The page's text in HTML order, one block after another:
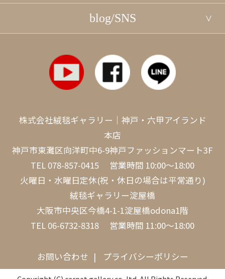
blog/SNS
株式会社絨毯ギャラリー｜神戸・六甲アイランド
本店
神戸市東灘区向洋町中6-9神戸ファッションマート3F
TEL 078-857-0415 営業時間 10:00～18:00
火曜日・水曜日定休(祝・休日の場合は平常通り)
絨毯ギャラリー淀屋橋
大阪市中央区今橋4-1-1淀屋橋odona1階
TEL 06-6732-8318 営業時間 11:00～18:00
お問い合わせ プライバシーポリシー